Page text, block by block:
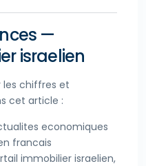
—
israelien
les chiffres et
cet article :
economiques
francais
immobilier israelien,